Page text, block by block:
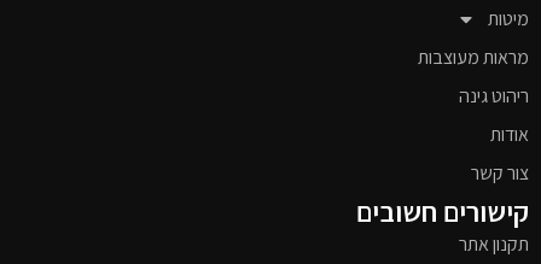
מיטות
מראות מעוצבות
ריהוט גינה
אודות
צור קשר
קישורים חשובים
תקנון אתר